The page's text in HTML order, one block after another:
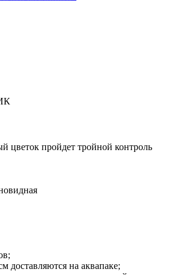
цветок пройдет тройной контроль
доставляются на аквапаке;